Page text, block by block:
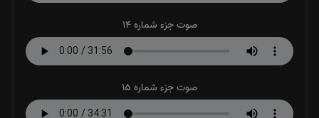
صوت جزء شماره 14
صوت جزء شماره 15